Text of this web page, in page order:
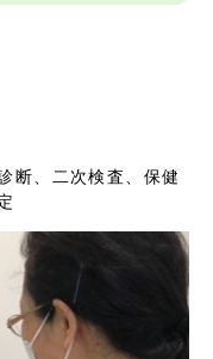
断、二次検査、保健